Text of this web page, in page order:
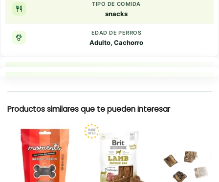
TIPO DE COMIDA
snacks
EDAD DE PERROS
Adulto, Cachorro
Productos similares que te pueden interesar